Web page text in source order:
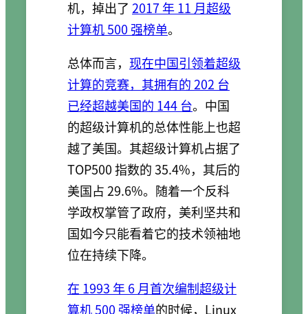
机，掉出了 2017 年 11 月超级
计算机 500 强榜单。
总体而言， 现在中国引领着超级
计算的竞赛，其拥有的 202 台
已经超越美国的 144 台。中国
的超级计算机的总体性能上也超
越了美国。其超级计算机占据了
TOP500 指数的 35.4%，其后的
美国占 29.6%。随着一个反科
学政权掌管了政府，美利坚共和
国如今只能看着它的技术领袖地
位在持续下降。
在 1993 年 6 月首次编制超级计
算机 500 强榜单的时候，Linux